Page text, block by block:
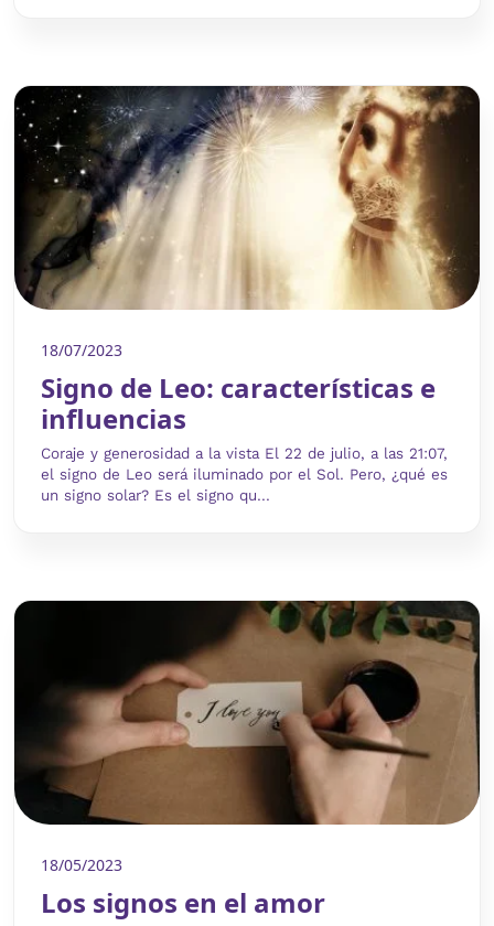
18/07/2023
Signo de Leo: características e
influencias
Coraje y generosidad a la vista El 22 de julio, a las 21:07,
el signo de Leo será iluminado por el Sol. Pero, ¿qué es
un signo solar? Es el signo qu...
18/05/2023
Los signos en el amor